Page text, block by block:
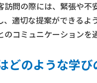
訪問の際には、緊張や
、適切な提案ができる
コミュニケーションを
どのような学